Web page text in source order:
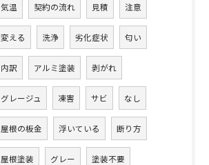
気温 契約の流れ 見積 注意
変える 洗浄 劣化症状 匂い
内訳 アルミ塗装 剥がれ
グレージュ 凍害 サビ なし
屋根の板金 浮いている 断り方
屋根塗装 グレー 塗装不要